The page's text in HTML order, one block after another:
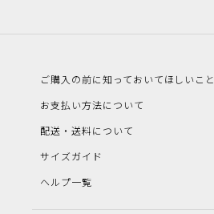
ご購入の前に知っておいてほしいこと
お支払い方法について
配送・送料について
サイズガイド
ヘルプ一覧